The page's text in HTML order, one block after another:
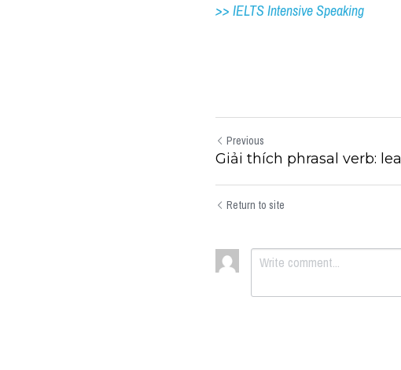
>> IELTS Intensive Speaking
Previous
Giải thích phrasal verb:
Return to site